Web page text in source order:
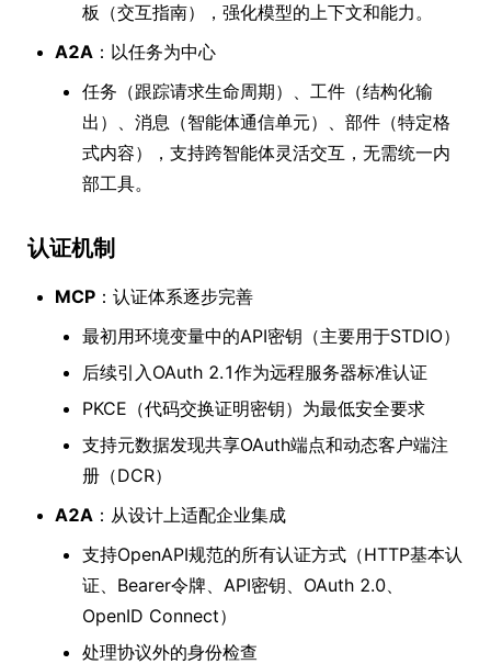
板（交互指南），强化模型的上下文和能力。
A2A ：以任务为中心
任务（跟踪请求生命周期）、工件（结构化输
出）、消息（智能体通信单元）、部件（特定格
式内容），支持跨智能体灵活交互，无需统一内
部工具。
认证机制
MCP ：认证体系逐步完善
最初用环境变量中的API密钥（主要用于STDIO）
后续引入OAuth 2.1作为远程服务器标准认证
PKCE（代码交换证明密钥）为最低安全要求
支持元数据发现共享OAuth端点和动态客户端注
册（DCR）
A2A ：从设计上适配企业集成
支持OpenAPI规范的所有认证方式（HTTP基本认
证、Bearer令牌、API密钥、OAuth 2.0、
OpenID Connect）
处理协议外的身份检查